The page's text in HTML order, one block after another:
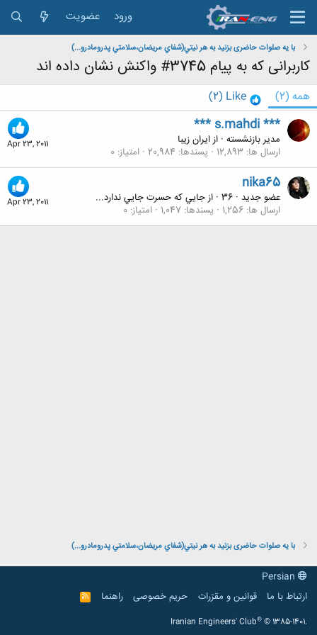
ورود عضویت
با یه صلوات حاضری بزنید به هر نيتي(شفاي مريضان،سلامتي پدرومادرو...)
کاربرانی که به پیام 3745# واکنش نشان داده اند
همه (2)
Like
(2)
Apr 23, 2011
*** s.mahdi ***
مدیر بازنشسته · ازایران زیبا
ارسال ها 12,893 پسندها 20,984 امتیاز 0
Apr 23, 2011
nika65
عضو جدید ·
· ازجايي که حسرت جايي ندارد...
ارسال ها 1,256 پسندها 1,047 امتیاز 0
با یه صلوات حاضری بزنید به هر نيتي(شفاي مريضان،سلامتي پدرومادرو...)
ارتباط با ما
قوانین و مقرّرات حریم خصوصی راهنما
R
S
Iranian Engineers' Club® © 1385-1401.